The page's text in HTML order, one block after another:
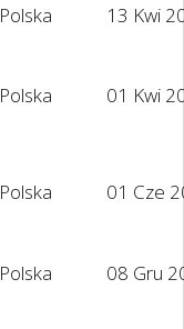
Polska 13 Kwi
Polska 01 Kwi
Polska 01 Cze
Polska 08 Gru